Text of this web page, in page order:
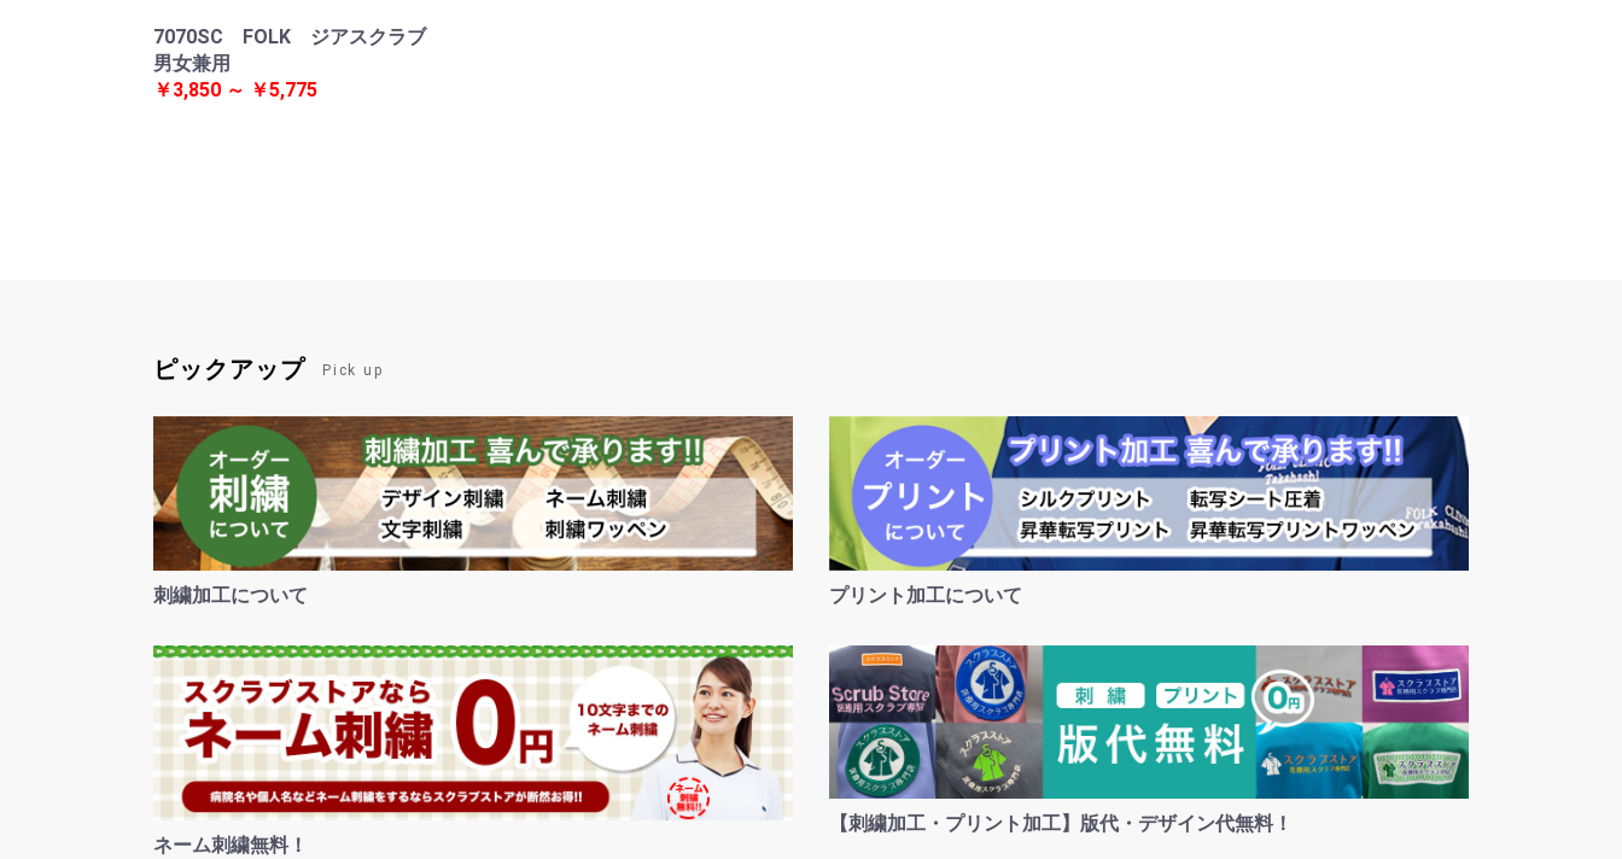
7070SC FOLK ジアスクラブ
男女兼用
￥3,850 ～ ￥5,775
ピックアップ Pick up
刺繍加工について プリント加工について
ネーム刺繍無料！
【刺繍加工・プリント加工】版代・デザイン代無料！